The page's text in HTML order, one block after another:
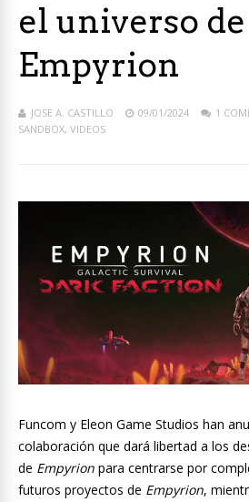
el universo de
Empyrion
JOSE A. CASTILLO 09/01/2024 1
SANDBOX, VIDEOS
Funcom y Eleon Game Studios han
colaboración que dará libertad a los
de Empyrion para centrarse por
futuros proyectos de Empyrion,